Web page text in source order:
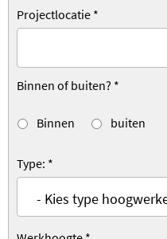
Projectlocatie *
Binnen of buiten? *
Binnen buiten
Type: *